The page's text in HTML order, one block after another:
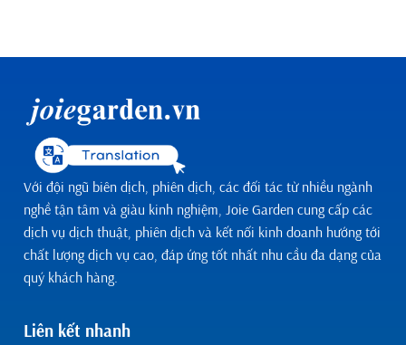
Với đội ngũ biên dịch, phiên dịch, các đối tác từ nhiều ngành
nghề tận tâm và giàu kinh nghiệm, Joie Garden cung cấp các
dịch vụ dịch thuật, phiên dịch và kết nối kinh doanh hướng tới
chất lượng dịch vụ cao, đáp ứng tốt nhất nhu cầu đa dạng của
quý khách hàng.
Liên kết nhanh